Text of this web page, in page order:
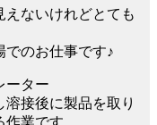
えないけれどとても
でのお仕事です♪
ーター
接後に製品を取り
業です。